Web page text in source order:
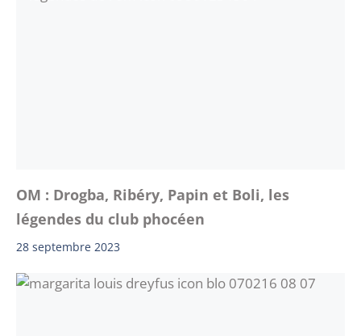
OM : Drogba, Ribéry, Papin et Boli, les
légendes du club phocéen
28 septembre 2023